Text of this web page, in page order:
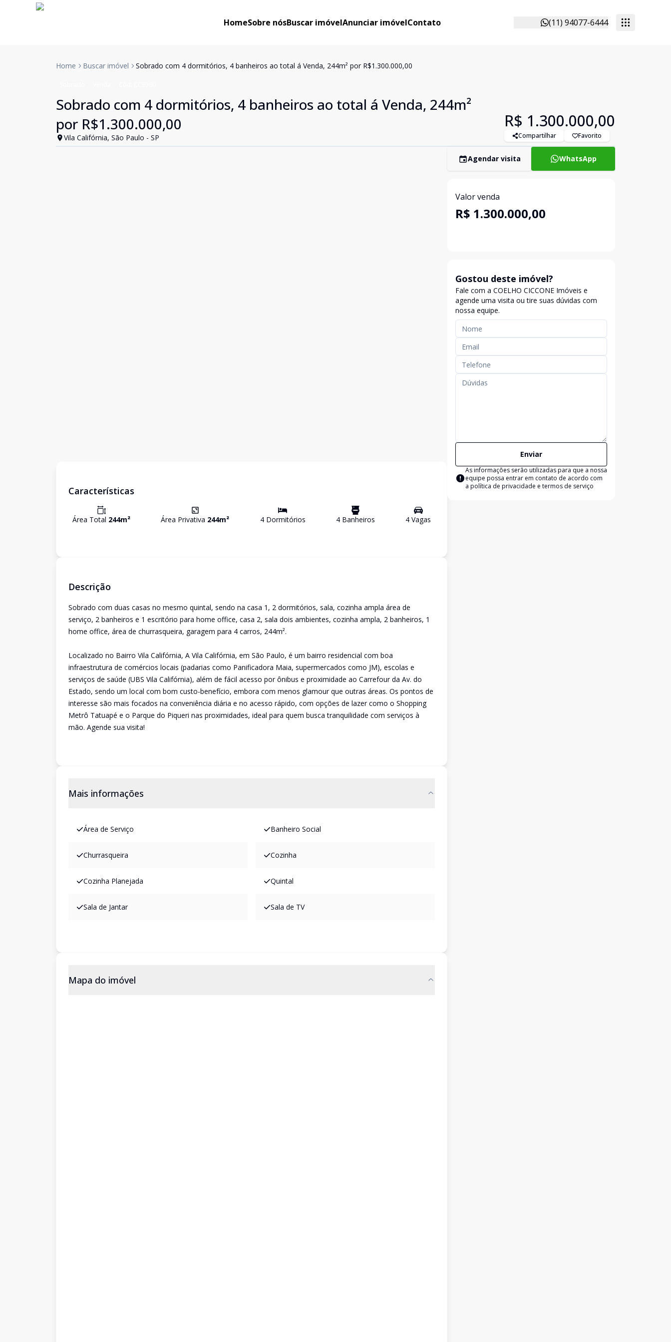
HomeSobre nósBuscar imóvelAnunciar imóvelContato (11) 94077-6444
Home Buscar imóvel Sobrado com 4 dormitórios, 4 banheiros ao total á Venda, 244m² por R$1.300.000,00
Sobrado com 4 dormitórios, 4 banheiros ao total á Venda, 244m²
por R$1.300.000,00
Vila Califórnia, São Paulo - SP
R$ 1.300.000,00
Compartilhar Favorito
Características
Área Total 244m² Área Privativa 244m² 4Dormitórios 4Banheiros 4 Vagas
Descrição
Sobrado com duas casas no mesmo quintal, sendo na casa 1, 2 dormitórios, sala, cozinha ampla área de
serviço, 2 banheiros e 1 escritório para home office, casa 2, sala dois ambientes, cozinha ampla, 2 banheiros, 1
home office, área de churrasqueira, garagem para 4 carros, 244m².
Localizado no Bairro Vila Califórnia, A Vila Califórnia, em São Paulo, é um bairro residencial com boa
infraestrutura de comércios locais (padarias como Panificadora Maia, supermercados como JM), escolas e
serviços de saúde (UBS Vila Califórnia), além de fácil acesso por ônibus e proximidade ao Carrefour da Av. do
Estado, sendo um local com bom custo-benefício, embora com menos glamour que outras áreas. Os pontos de
interesse são mais focados na conveniência diária e no acesso rápido, com opções de lazer como o Shopping
Metrô Tatuapé e o Parque do Piqueri nas proximidades, ideal para quem busca tranquilidade com serviços à
mão. Agende sua visita!
Mais informações
Área de Serviço Banheiro Social
Churrasqueira Cozinha
Cozinha Planejada Quintal
Sala de Jantar Sala de TV
Mapa do imóvel
Agendar visita WhatsApp
Valor venda
R$ 1.300.000,00
Gostou deste imóvel?
Fale com a COELHO CICCONE Imóveis e
agende uma visita ou tire suas dúvidas com
nossa equipe.
Enviar
As informações serão utilizadas para que a nossa
equipe possa entrar em contato de acordo com
a política de privacidade e termos de serviço